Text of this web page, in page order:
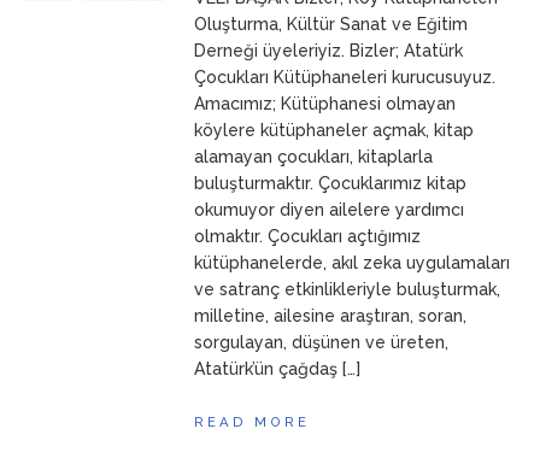
ANNEMOluşturma, Kültür Sanat ve Eğitim
Derneği üyeleriyiz. Bizler; Atatürk
Çocukları Kütüphaneleri kurucusuyuz.
Amacımız; Kütüphanesi olmayan
köylere kütüphaneler açmak, kitap
alamayan çocukları, kitaplarla
buluşturmaktır. Çocuklarımız kitap
okumuyor diyen ailelere yardımcı
olmaktır. Çocukları açtığımız
kütüphanelerde, akıl zeka uygulamaları
ve satranç etkinlikleriyle buluşturmak,
milletine, ailesine araştıran, soran,
sorgulayan, düşünen ve üreten,
Atatürk’ün çağdaş […]
READ MORE